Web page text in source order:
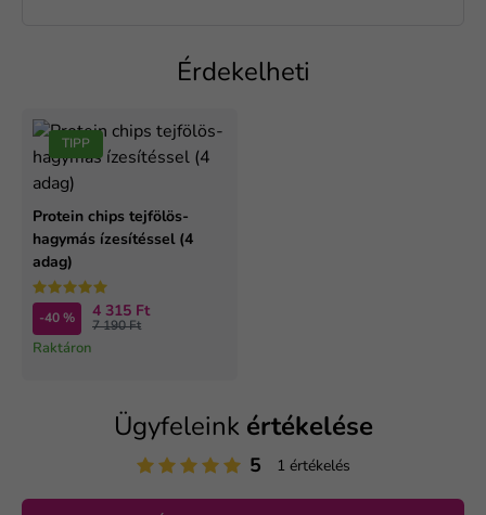
Érdekelheti
TIPP
Protein chips tejfölös-
hagymás ízesítéssel (4
adag)
-40 % 4 315 Ft
7 190 Ft
Raktáron
Ügyfeleink értékelése
5 1 értékelés